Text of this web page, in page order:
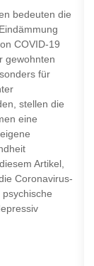
bedeuten die
COVID-19
gewohnten
für
stellen die
eine
Artikel,
Coronavirus-